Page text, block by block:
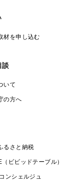
材を申し込む
談
いて
の方へ
るさと納税
ビビッドテーブル）
ンシェルジュ